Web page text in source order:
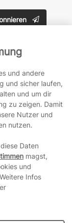
und andere
und sicher laufen,
und um dir
zu zeigen. Damit
Nutzer und
nutzen.
Daten
magst,
und
Infos